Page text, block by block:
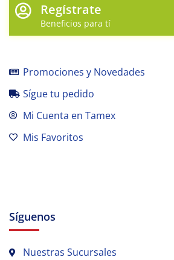
Regístrate
Beneficios para tí
Promociones y Novedades
Sígue tu pedido
Mi Cuenta en Tamex
Mis Favoritos
Síguenos
Nuestras Sucursales